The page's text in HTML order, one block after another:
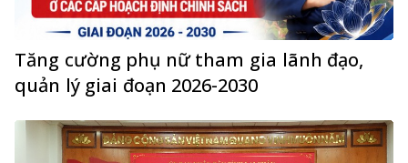
Tăng cường phụ nữ tham gia lãnh đạo,
quản lý giai đoạn 2026-2030